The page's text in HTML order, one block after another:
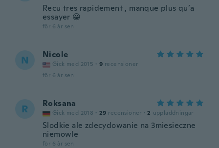
Recu tres rapidement , manque plus qu’a
essayer 😀
för 6 år sen
N Nicole
Gick med 2015 · 9 recensioner
för 6 år sen
R Roksana
Gick med 2018 · 29 recensioner · 2 uppladdningar
Slodkie ale zdecydowanie na 3miesieczne
niemowle
för 6 år sen